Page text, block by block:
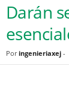
Darán
Por ingenieriaxej -